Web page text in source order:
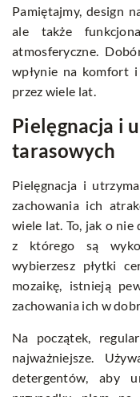
Pamiętajmy, design
ale także
atmosferyczne.
wpłynie na komfort
przez wiele lat.
Pielęgnacja i
tarasowych
Pielęgnacja i
zachowania ich
wiele lat. To, jak o nie
z którego są
wybierzesz płytki
mozaikę, istnieją
zachowania ich w
Na początek,
najważniejsze.
detergentów, aby